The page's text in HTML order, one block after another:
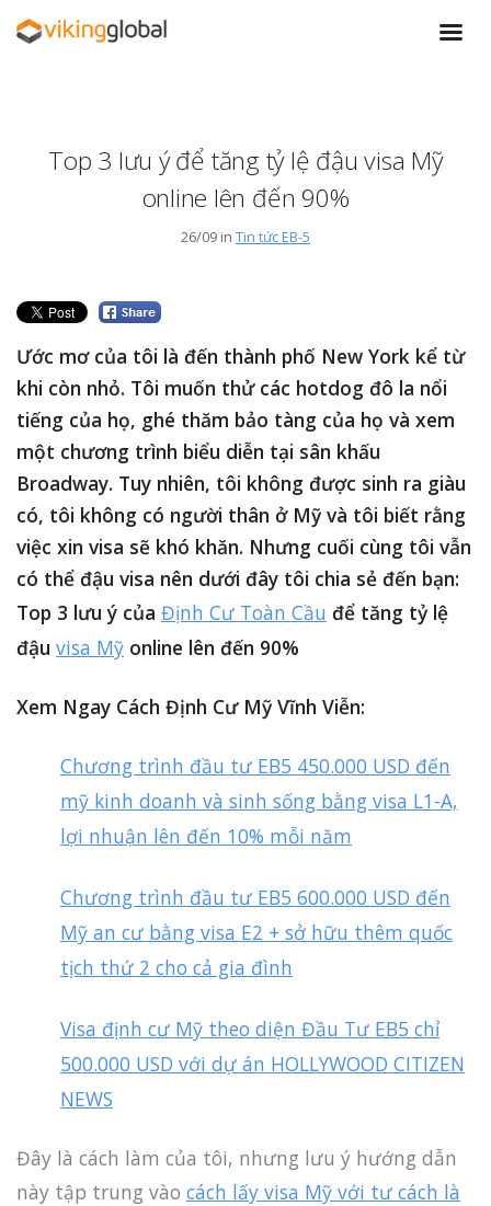
Top 3 lưu ý để tăng tỷ lệ đậu visa Mỹ
online lên đến 90%
26/09 in Tin tức EB-5
Ước mơ của tôi là đến thành phố New York kể từ
khi còn nhỏ. Tôi muốn thử các hotdog đô la nổi
tiếng của họ, ghé thăm bảo tàng của họ và xem
một chương trình biểu diễn tại sân khấu
Broadway. Tuy nhiên, tôi không được sinh ra giàu
có, tôi không có người thân ở Mỹ và tôi biết rằng
việc xin visa sẽ khó khăn. Nhưng cuối cùng tôi vẫn
có thể đậu visa nên dưới đây tôi chia sẻ đến bạn:
Top 3 lưu ý của Định Cư Toàn Cầu để tăng tỷ lệ
đậu visa Mỹ online lên đến 90%
Xem Ngay Cách Định Cư Mỹ Vĩnh Viễn:
Chương trình đầu tư EB5 450.000 USD đến
mỹ kinh doanh và sinh sống bằng visa L1-A,
lợi nhuận lên đến 10% mỗi năm
Chương trình đầu tư EB5 600.000 USD đến
Mỹ an cư bằng visa E2 + sở hữu thêm quốc
tịch thứ 2 cho cả gia đình
Visa định cư Mỹ theo diện Đầu Tư EB5 chỉ
500.000 USD với dự án HOLLYWOOD CITIZEN
NEWS
Đây là cách làm của tôi, nhưng lưu ý hướng dẫn
này tập trung vào cách lấy visa Mỹ với tư cách là